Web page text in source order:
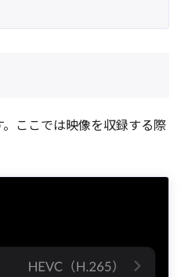
ここでは映像を収録する際